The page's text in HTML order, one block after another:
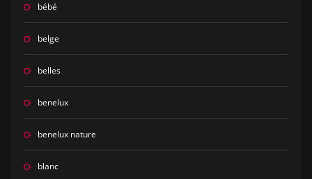
bébé
belge
belles
benelux
benelux nature
blanc